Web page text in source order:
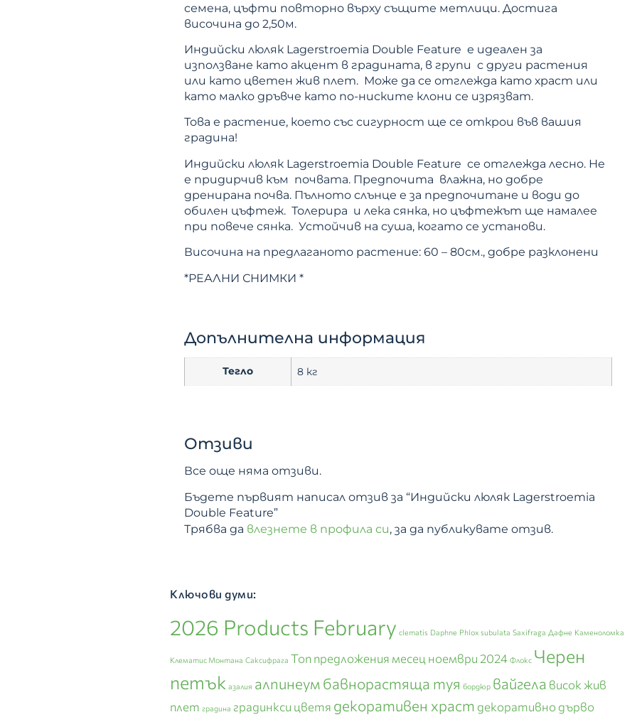
семена, цъфти повторно върху същите метлици. Достига
височина до 2,50м.
Индийски люляк Lagerstroemia Double Feature е идеален за
използване като акцент в градината, в групи с други растения
или като цветен жив плет. Може да се отглежда като храст или
като малко дръвче като по-ниските клони се изрязват.
Това е растение, което със сигурност ще се открои във вашия
градина!
Индийски люляк Lagerstroemia Double Feature се отглежда лесно. Не
е придирчив към почвата. Предпочита влажна, но добре
дренирана почва. Пълното слънце е за предпочитане и води до
обилен цъфтеж. Толерира и лека сянка, но цъфтежът ще намалее
при повече сянка. Устойчив на суша, когато се установи.
Височина на предлаганото растение: 60 – 80см., добре разклонени
*РЕАЛНИ СНИМКИ *
Допълнителна информация
Тегло 8 кг
Отзиви
Все още няма отзиви.
Бъдете първият написал отзив за “Индийски люляк Lagerstroemia
Double Feature”
Трябва да влезнете в профила си, за да публикувате отзив.
Ключови думи:
2026 Products February clematis Daphne Phlox subulata Saxifraga Дафне Каменоломка
Клематис Монтана Саксифрага Топ предложения месец ноември 2024 Флокс Черен
петък азалия алпинеум бавнорастяща туя бордюр вайгела висок жив
плет градина градинкси цветя декоративен храст декоративно дърво